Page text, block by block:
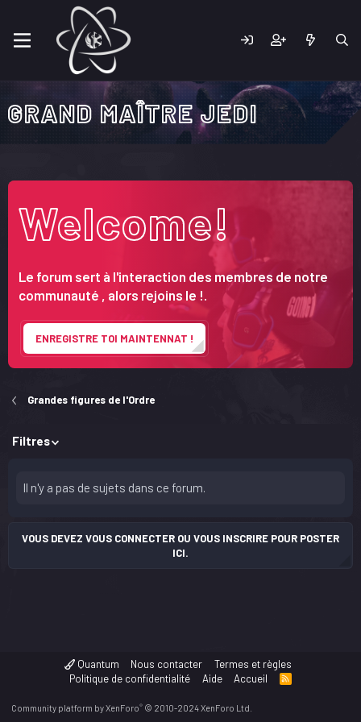
GRAND MAÎTRE JEDI
Welcome!
Le forum sert à l'interaction des membres de notre
communauté , alors rejoins le !.
ENREGISTRE TOI MAINTENNAT !
Grandes figures de l'Ordre
Filtres
Il n'y a pas de sujets dans ce forum.
VOUS DEVEZ VOUS CONNECTER OU VOUS INSCRIRE POUR POSTER
ICI.
Quantum Nous contacter
Termes et règles
Politique de confidentialité
Aide Accueil
R
Community platform by XenForo® © 2010-2024 XenForo Ltd.